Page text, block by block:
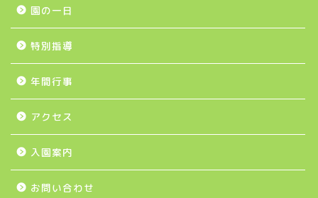
園の一日
特別指導
年間行事
アクセス
入園案内
お問い合わせ